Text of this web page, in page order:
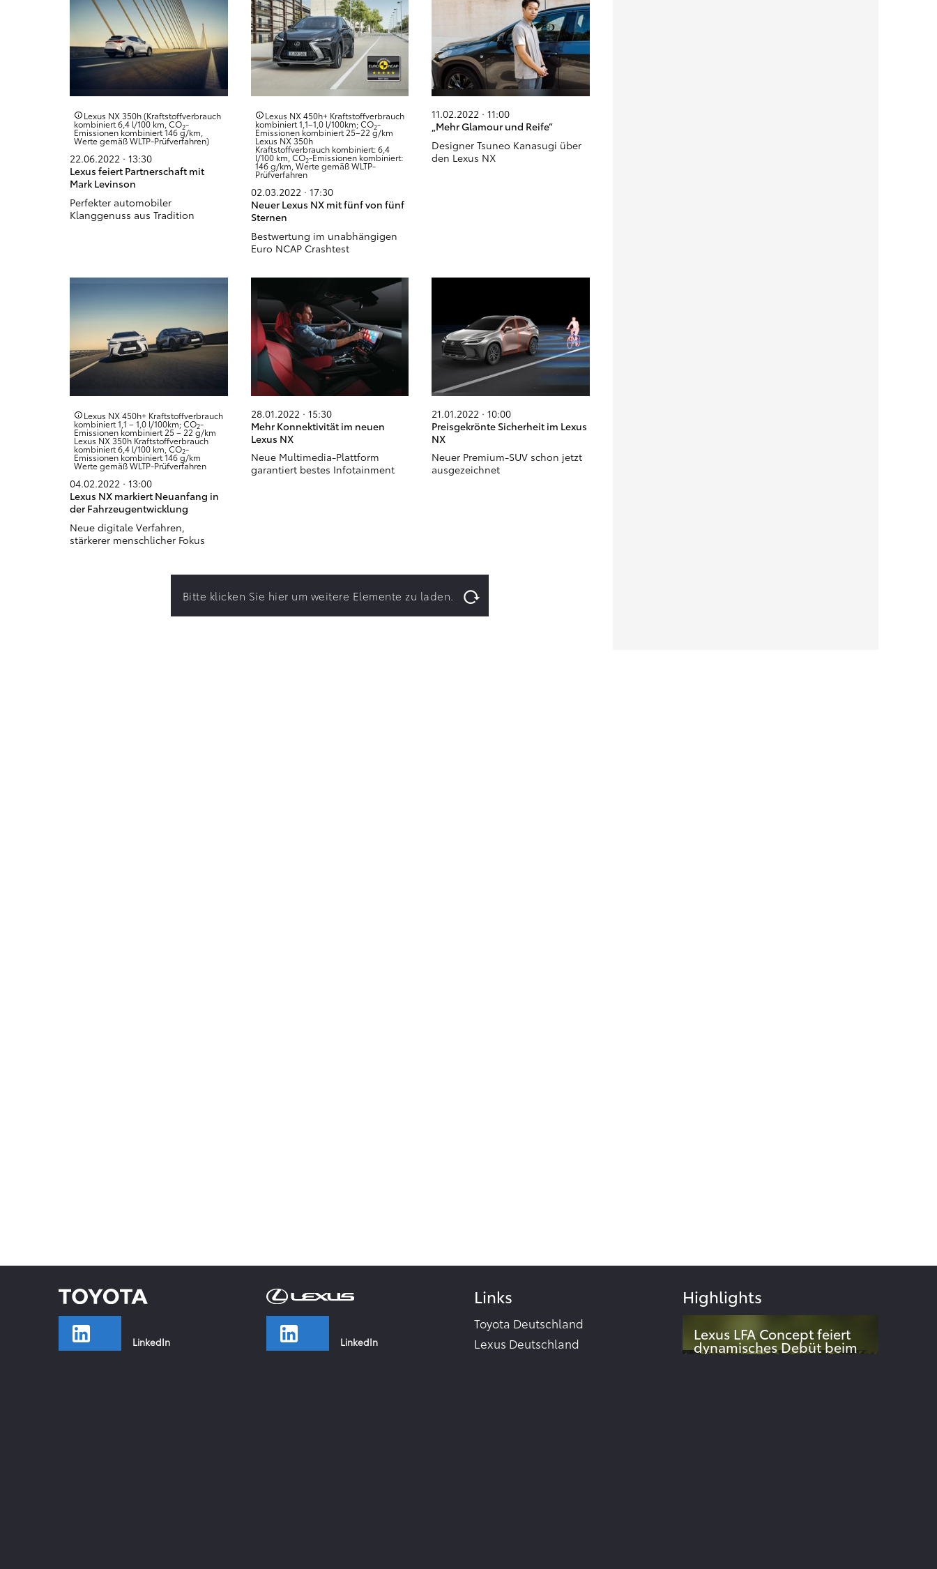
Lexus NX 350h (Kraftstoffverbrauch
kombiniert 6,4 l/100 km, CO2-
Emissionen kombiniert 146 g/km,
Werte gemäß WLTP-Prüfverfahren)
22.06.2022 · 13:30
Lexus feiert Partnerschaft mit
Mark Levinson
Perfekter automobiler
Klanggenuss aus Tradition
Lexus NX 450h+ Kraftstoffverbrauch
kombiniert 1,1–1,0 l/100km; CO2-
Emissionen kombiniert 25–22 g/km
Lexus NX 350h
Kraftstoffverbrauch kombiniert: 6,4
l/100 km, CO2-Emissionen kombiniert:
146 g/km, Werte gemäß WLTP-
Prüfverfahren
02.03.2022 · 17:30
Neuer Lexus NX mit fünf von fünf
Sternen
Bestwertung im unabhängigen
Euro NCAP Crashtest
11.02.2022 · 11:00
„Mehr Glamour und Reife“
Designer Tsuneo Kanasugi über
den Lexus NX
Lexus NX 450h+ Kraftstoffverbrauch
kombiniert 1,1 – 1,0 l/100km; CO2-
Emissionen kombiniert 25 – 22 g/km
Lexus NX 350h Kraftstoffverbrauch
kombiniert 6,4 l/100 km, CO2-
Emissionen kombiniert 146 g/km
Werte gemäß WLTP-Prüfverfahren
04.02.2022 · 13:00
Lexus NX markiert Neuanfang in
der Fahrzeugentwicklung
Neue digitale Verfahren,
stärkerer menschlicher Fokus
28.01.2022 · 15:30
Mehr Konnektivität im neuen
Lexus NX
Neue Multimedia-Plattform
garantiert bestes Infotainment
21.01.2022 · 10:00
Preisgekrönte Sicherheit im Lexus
NX
Neuer Premium-SUV schon jetzt
ausgezeichnet
Bitte klicken Sie hier um weitere Elemente zu laden.
LinkedIn LinkedIn
Links
Toyota Deutschland
Lexus Deutschland
Highlights
Lexus LFA Concept feiert
dynamisches Debüt beim
Goodwood Festival of